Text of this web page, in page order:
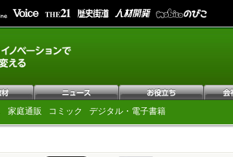
家庭通販 コミック デジタル・電子書籍